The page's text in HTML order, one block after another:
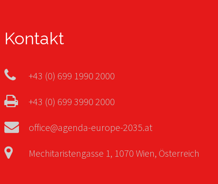
Kontakt
+43 (0) 699 1990 2000
+43 (0) 699 3990 2000
office@agenda-europe-2035.at
Mechitaristengasse 1, 1070 Wien, Österreich